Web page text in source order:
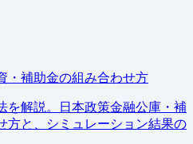
・補助金の組み合わせ方
を解説。日本政策金融公庫・補
方と、シミュレーション結果の